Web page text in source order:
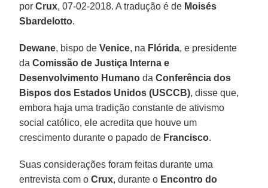
porCrux, 07-02-2018. A tradução é de Moisés
Sbardelotto.
Dewane, bispo deVenice, na Flórida, e presidente
daComissão de Justiça Interna e
Desenvolvimento Humano daConferência dos
Bispos dos Estados Unidos (USCCB), disse que,
embora haja uma tradição constante de ativismo
social católico, ele acredita que houve um
crescimento durante o papado de Francisco.
Suas considerações foram feitas durante uma
entrevista com oCrux, durante o Encontro do